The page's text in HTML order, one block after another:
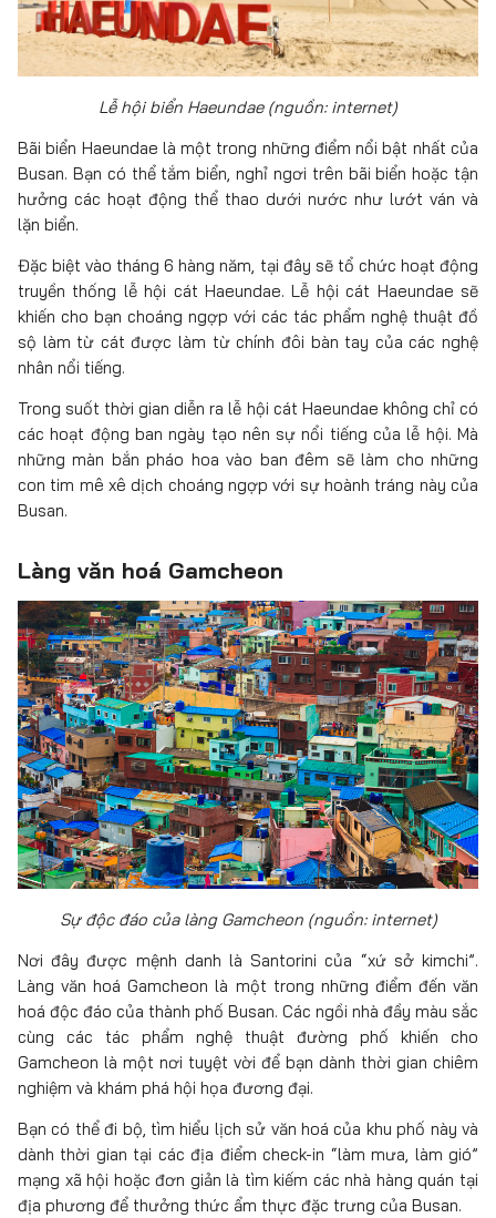
Lễ hội biển Haeundae (nguồn: internet)
Bãi biển Haeundae là một trong những điểm nổi bật nhất của
Busan. Bạn có thể tắm biển, nghỉ ngơi trên bãi biển hoặc tận
hưởng các hoạt động thể thao dưới nước như lướt ván và
lặn biển.
Đặc biệt vào tháng 6 hàng năm, tại đây sẽ tổ chức hoạt động
truyền thống lễ hội cát Haeundae. Lễ hội cát Haeundae sẽ
khiến cho bạn choáng ngợp với các tác phẩm nghệ thuật đồ
sộ làm từ cát được làm từ chính đôi bàn tay của các nghệ
nhân nổi tiếng.
Trong suốt thời gian diễn ra lễ hội cát Haeundae không chỉ có
các hoạt động ban ngày tạo nên sự nổi tiếng của lễ hội. Mà
những màn bắn pháo hoa vào ban đêm sẽ làm cho những
con tim mê xê dịch choáng ngợp với sự hoành tráng này của
Busan.
Làng văn hoá Gamcheon
Sự độc đáo của làng Gamcheon (nguồn: internet)
Nơi đây được mệnh danh là Santorini của “xứ sở kimchi”.
Làng văn hoá Gamcheon là một trong những điểm đến văn
hoá độc đáo của thành phố Busan. Các ngồi nhà đầy màu sắc
cùng các tác phẩm nghệ thuật đường phố khiến cho
Gamcheon là một nơi tuyệt vời để bạn dành thời gian chiêm
nghiệm và khám phá hội họa đương đại.
Bạn có thể đi bộ, tìm hiểu lịch sử văn hoá của khu phố này và
dành thời gian tại các địa điểm check-in “làm mưa, làm gió”
mạng xã hội hoặc đơn giản là tìm kiếm các nhà hàng quán tại
địa phương để thưởng thức ẩm thực đặc trưng của Busan.